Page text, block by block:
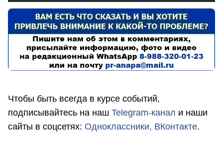
Чтобы быть всегда в курсе событий,
подписывайтесь на наш Telegram-канал и наши
сайты в соцсетях: Одноклассники, ВКонтакте.